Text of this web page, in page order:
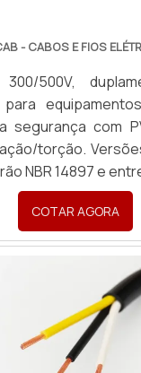
- CABOS E FIOS
500V,
segurança com
torção.
NBR 14897 e
COTAR AGORA